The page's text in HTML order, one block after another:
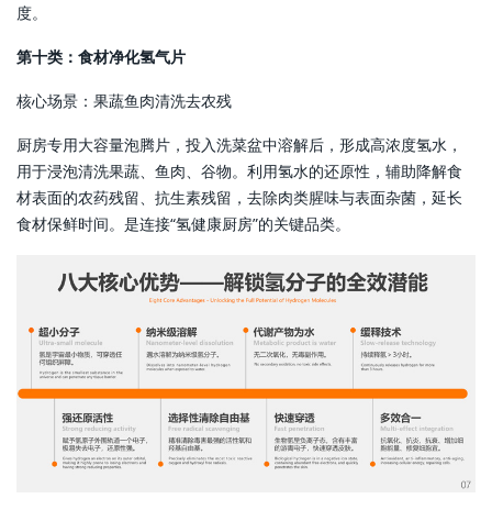
度。
第十类：食材净化氢气片
核心场景：果蔬鱼肉清洗去农残
厨房专用大容量泡腾片，投入洗菜盆中溶解后，形成高浓度氢水，
用于浸泡清洗果蔬、鱼肉、谷物。利用氢水的还原性，辅助降解食
材表面的农药残留、抗生素残留，去除肉类腥味与表面杂菌，延长
食材保鲜时间。是连接“氢健康厨房”的关键品类。